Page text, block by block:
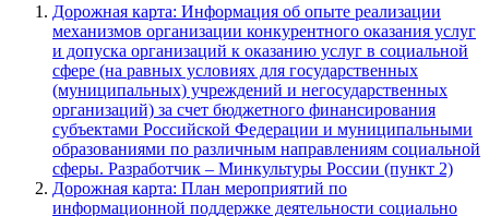
Дорожная карта: Информация об опыте реализации
механизмов организации конкурентного оказания услуг
и допуска организаций к оказанию услуг в социальной
сфере (на равных условиях для государственных
(муниципальных) учреждений и негосударственных
организаций) за счет бюджетного финансирования
субъектами Российской Федерации и муниципальными
образованиями по различным направлениям социальной
сферы. Разработчик – Минкультуры России (пункт 2)
Дорожная карта: План мероприятий по
информационной поддержке деятельности социально